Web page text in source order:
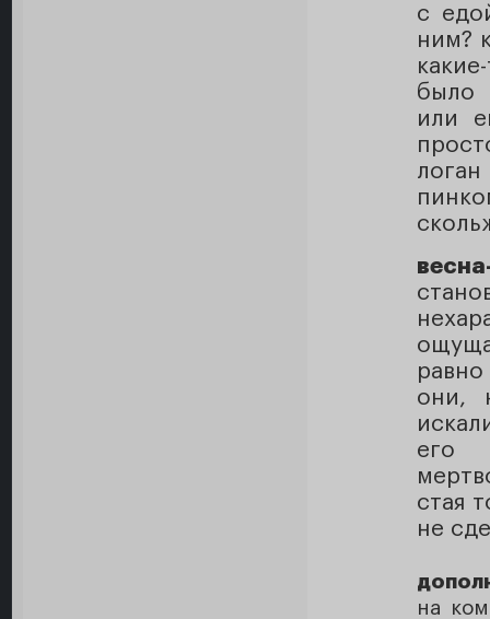
с
ним?
было
или
равно
они,
его
стая
не
на